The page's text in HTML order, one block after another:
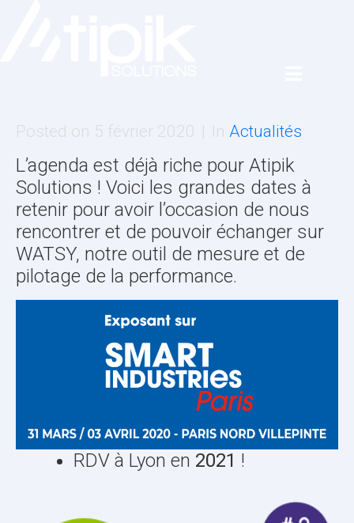
Posted on 5 février 2020 In Actualités
L’agenda est déjà riche pour Atipik
Solutions ! Voici les grandes dates à
retenir pour avoir l’occasion de nous
rencontrer et de pouvoir échanger sur
WATSY, notre outil de mesure et de
pilotage de la performance.
RDV à Lyon en 2021 !